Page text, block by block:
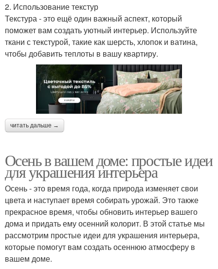
2. Использование текстур
Текстура - это ещё один важный аспект, который
поможет вам создать уютный интерьер. Используйте
ткани с текстурой, такие как шерсть, хлопок и ватина,
чтобы добавить теплоты в вашу квартиру.
читать дальше →
Осень в вашем доме: простые идеи
для украшения интерьера
Осень - это время года, когда природа изменяет свои
цвета и наступает время собирать урожай. Это также
прекрасное время, чтобы обновить интерьер вашего
дома и придать ему осенний колорит. В этой статье мы
рассмотрим простые идеи для украшения интерьера,
которые помогут вам создать осеннюю атмосферу в
вашем доме.